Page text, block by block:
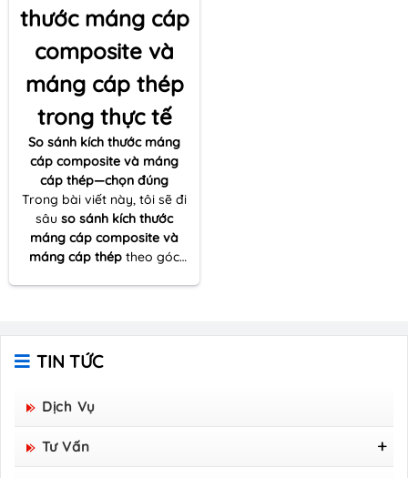
thước máng cáp
composite và
máng cáp thép
trong thực tế
So sánh kích thước máng
cáp composite và máng
cáp thép—chọn đúng
Trong bài viết này, tôi sẽ đi
sâu so sánh kích thước
máng cáp composite và
máng cáp thép theo góc
khảo sát tuyến cáp đến tối
ưu vật tư và đảm bảo kỹ
thuật vận hành lâu dài.
TIN TỨC
Dịch Vụ
Tư Vấn